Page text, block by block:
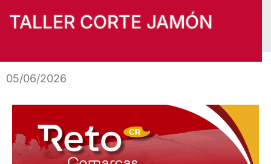
TALLER CORTE JAMÓN
05/06/2026